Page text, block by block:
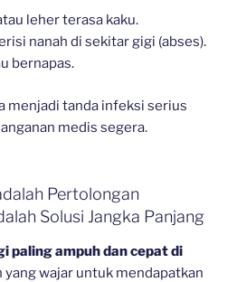
leher terasa kaku.
nanah di sekitar gigi (abses).
bernapas.
menjadi tanda infeksi serius
medis segera.
Pertolongan
Solusi Jangka Panjang
paling ampuh dan cepat di
yang wajar untuk mendapatkan